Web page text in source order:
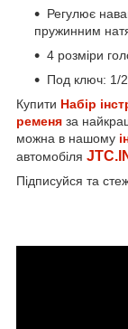
Регулює
пружинним
4 розміри
Под ключ: 1/
Купити Набір
ременя за
можна в нашому
автомобіля
Підписуйся та